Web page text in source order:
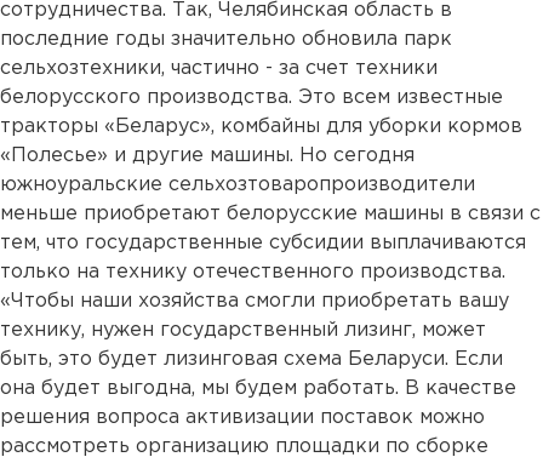
сотрудничества. Так, Челябинская область в
последние годы значительно обновила парк
сельхозтехники, частично - за счет техники
белорусского производства. Это всем известные
тракторы «Беларус», комбайны для уборки кормов
«Полесье» и другие машины. Но сегодня
южноуральские сельхозтоваропроизводители
меньше приобретают белорусские машины в связи с
тем, что государственные субсидии выплачиваются
только на технику отечественного производства.
«Чтобы наши хозяйства смогли приобретать вашу
технику, нужен государственный лизинг, может
быть, это будет лизинговая схема Беларуси. Если
она будет выгодна, мы будем работать. В качестве
решения вопроса активизации поставок можно
рассмотреть организацию площадки по сборке